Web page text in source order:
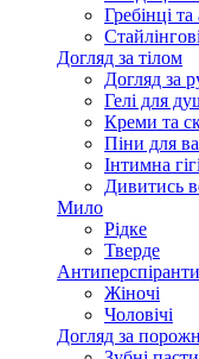
Гребінці
Догляд за тілом
Догляд за
Гелі для
Креми та
Піни для
Інтимна
Дивитись
Мило
Рідке
Тверде
Жіночі
Чоловічі
Догляд за